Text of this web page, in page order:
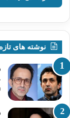
نوشته های تازه